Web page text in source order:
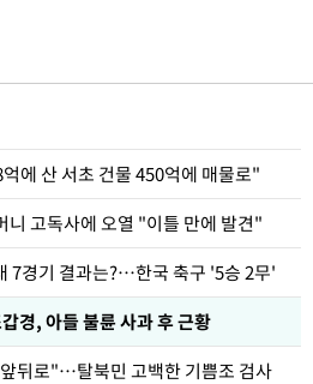
에 산 서초 건물 450억에 매물로"
니 고독사에 오열 "이틀 만에 발견"
7경기 결과는?…한국 축구 '5승 2무'
경, 아들 불륜 사과 후 근황
뒤로"…탈북민 고백한 기쁨조 검사